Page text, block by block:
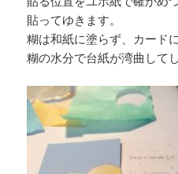
貼ってゆきます。
糊は和紙に塗らず、カード
糊の水分で台紙が湾曲して